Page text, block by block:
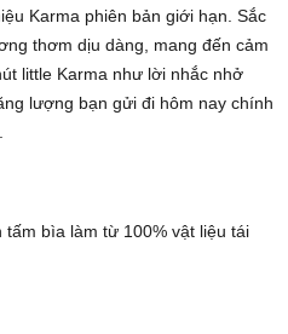
Karma phiên bản giới hạn. Sắc
thơm dịu dàng, mang đến cảm
little Karma như lời nhắc nhở
lượng bạn gửi đi hôm nay chính
bìa làm từ 100% vật liệu tái